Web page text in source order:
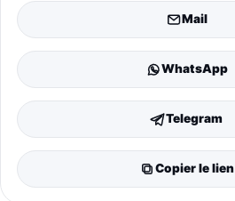
Mail
WhatsApp
Telegram
Copier le lien